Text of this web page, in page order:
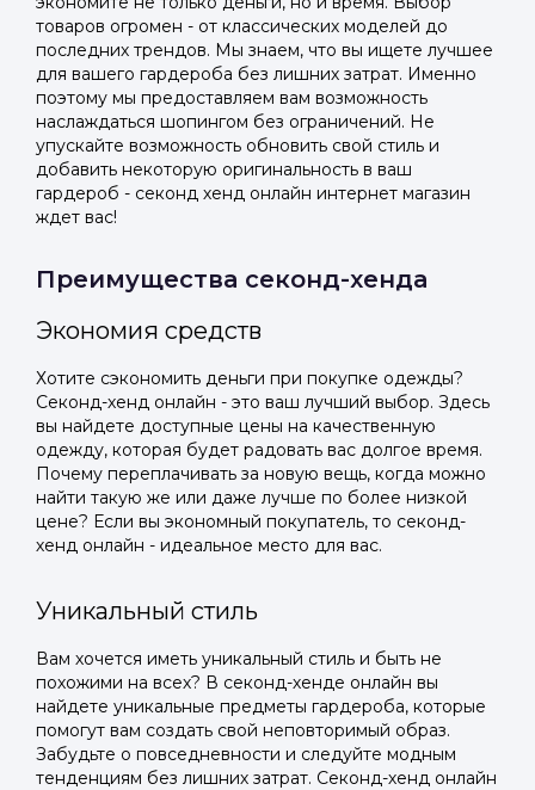
товаров огромен - от классических моделей до
последних трендов. Мы знаем, что вы ищете лучшее
для вашего гардероба без лишних затрат. Именно
поэтому мы предоставляем вам возможность
наслаждаться шопингом без ограничений. Не
упускайте возможность обновить свой стиль и
добавить некоторую оригинальность в ваш
гардероб - секонд хенд онлайн интернет магазин
ждет вас!
Преимущества секонд-хенда
Экономия средств
Хотите сэкономить деньги при покупке одежды?
Секонд-хенд онлайн - это ваш лучший выбор. Здесь
вы найдете доступные цены на качественную
одежду, которая будет радовать вас долгое время.
Почему переплачивать за новую вещь, когда можно
найти такую же или даже лучше по более низкой
цене? Если вы экономный покупатель, то секонд-
хенд онлайн - идеальное место для вас.
Уникальный стиль
Вам хочется иметь уникальный стиль и быть не
похожими на всех? В секонд-хенде онлайн вы
найдете уникальные предметы гардероба, которые
помогут вам создать свой неповторимый образ.
Забудьте о повседневности и следуйте модным
тенденциям без лишних затрат. Секонд-хенд онлайн